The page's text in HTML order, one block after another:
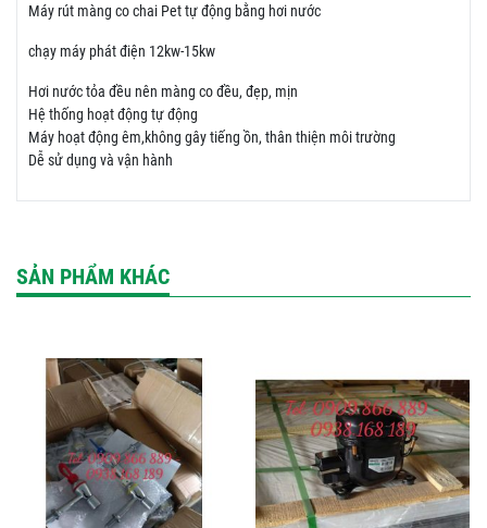
Máy rút màng co chai Pet tự động bằng hơi nước
chạy máy phát điện 12kw-15kw
Hơi nước tỏa đều nên màng co đều, đẹp, mịn
Hệ thống hoạt động tự động
Máy hoạt động êm,không gây tiếng ồn, thân thiện môi trường
Dễ sử dụng và vận hành
SẢN PHẨM KHÁC